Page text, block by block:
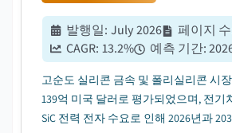
발행일: July 2026 페이지 수
CAGR: 13.2% 예측 기간:
고순도 실리콘 금속 및 폴리실리콘 시
139억 미국 달러로 평가되었으며, 전기
SiC 전력 전자 수요로 인해 2026년과